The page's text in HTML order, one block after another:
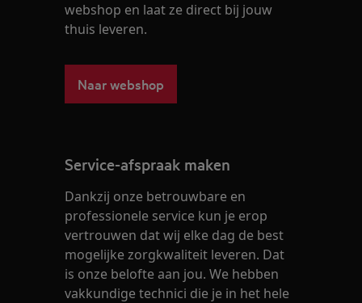
webshop en laat ze direct bij jouw
thuis leveren.
Naar webshop
Service-afspraak maken
Dankzij onze betrouwbare en
professionele service kun je erop
vertrouwen dat wij elke dag de best
mogelijke zorgkwaliteit leveren. Dat
is onze belofte aan jou. We hebben
vakkundige technici die je in het hele